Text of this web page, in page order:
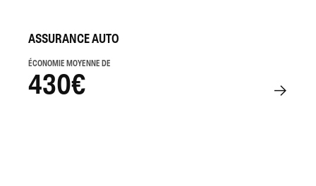
ASSURANCE AUTO
ÉCONOMIE MOYENNE DE
430€